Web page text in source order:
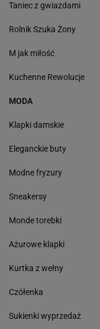
Taniec z gwiazdami
Rolnik Szuka Żony
M jak miłość
Kuchenne Rewolucje
MODA
Klapki damskie
Eleganckie buty
Modne fryzury
Sneakersy
Monde torebki
Ażurowe klapki
Kurtka z wełny
Czółenka
Sukienki wyprzedaż